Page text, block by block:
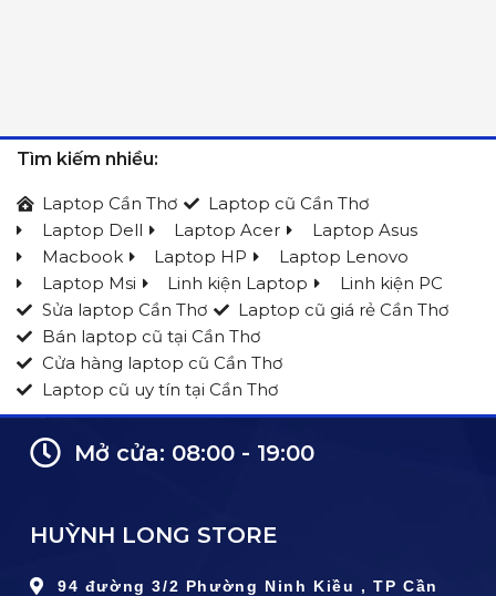
Tìm kiếm nhiều:
Laptop Cần Thơ
Laptop cũ Cần Thơ
Laptop Dell
Laptop Acer
Laptop Asus
Macbook
Laptop HP
Laptop Lenovo
Laptop Msi
Linh kiện Laptop
Linh kiện PC
Sửa laptop Cần Thơ
Laptop cũ giá rẻ Cần Thơ
Bán laptop cũ tại Cần Thơ
Cửa hàng laptop cũ Cần Thơ
Laptop cũ uy tín tại Cần Thơ
Mở cửa: 08:00 - 19:00
HUỲNH LONG STORE
94 đường 3/2 Phường Ninh Kiều , TP Cần